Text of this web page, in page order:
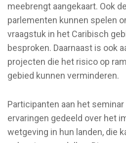
meebrengt aangekaart. Ook
parlementen kunnen spelen
vraagstuk in het Caribisch
besproken. Daarnaast is ook
projecten die het risico op
gebied kunnen verminderen.
Participanten aan het
ervaringen gedeeld over het
wetgeving in hun landen, die